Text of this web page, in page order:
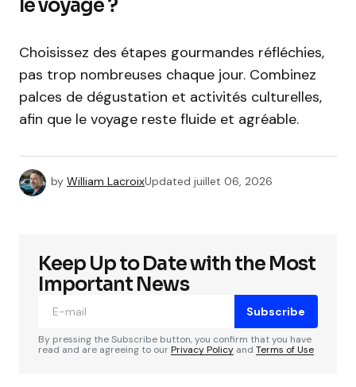
le voyage ?
Choisissez des étapes gourmandes réfléchies,
pas trop nombreuses chaque jour. Combinez
palces de dégustation et activités culturelles,
afin que le voyage reste fluide et agréable.
by William LacroixUpdated juillet 06, 2026
Keep Up to Date with the Most
Important News
Subscribe
By pressing the Subscribe button, you confirm that you have
read and are agreeing to ourPrivacy Policy and Terms of Use